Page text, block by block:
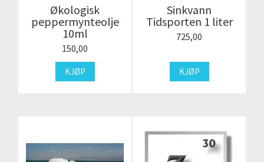
Økologisk
peppermynteolje
10ml
150,00
KJØP
Sinkvann
Tidsporten 1 liter
725,00
KJØP